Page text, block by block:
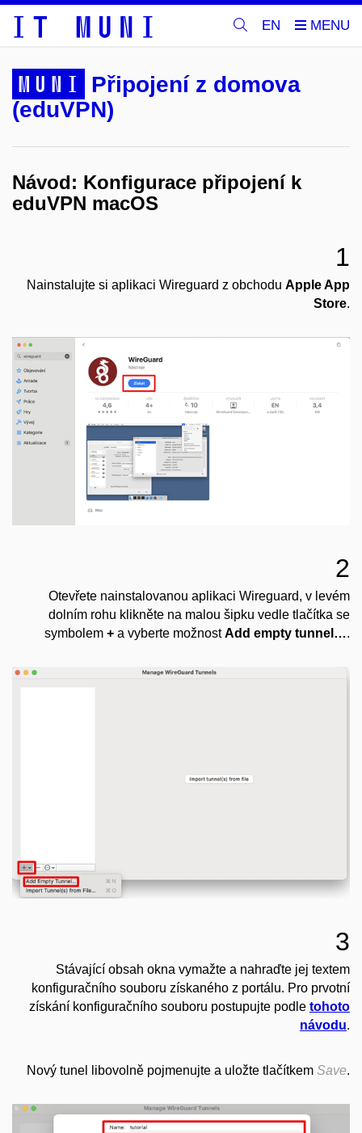
EN
MUNI
Připojení z domova
(eduVPN)
Návod: Konfigurace připojení k
eduVPN macOS
1
Nainstalujte si aplikaci Wireguard z obchodu Apple App
Store.
2
Otevřete nainstalovanou aplikaci Wireguard, v levém
dolním rohu klikněte na malou šipku vedle tlačítka se
symbolem + a vyberte možnostAdd empty tunnel….
3
Stávající obsah okna vymažte a nahraďte jej textem
konfiguračního souboru získaného z portálu. Pro prvotní
získání konfiguračního souboru postupujte podle tohoto
návodu.
Nový tunel libovolně pojmenujte a uložte tlačítkem Save.